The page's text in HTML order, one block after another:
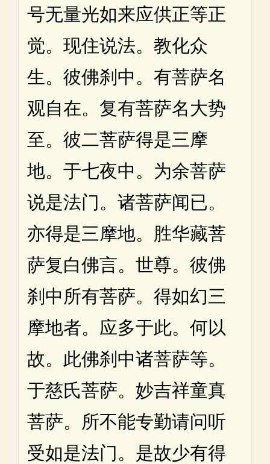
号无量光如来应供正等正
觉。现住说法。教化众
生。彼佛刹中。有菩萨名
观自在。复有菩萨名大势
至。彼二菩萨得是三摩
地。于七夜中。为余菩萨
说是法门。诸菩萨闻已。
亦得是三摩地。胜华藏菩
萨复白佛言。世尊。彼佛
刹中所有菩萨。得如幻三
摩地者。应多于此。何以
故。此佛刹中诸菩萨等。
于慈氏菩萨。妙吉祥童真
菩萨。所不能专勤请问听
受如是法门。是故少有得